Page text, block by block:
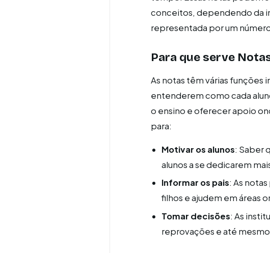
conceitos, dependendo da
representada por um
Para que serve
As notas têm várias funções
entenderem como cada
o ensino e oferecer apoio
para:
Motivar os alunos: Saber
alunos a se dedicarem
Informar os pais: As
filhos e ajudem em áreas
Tomar decisões: As
reprovações e até